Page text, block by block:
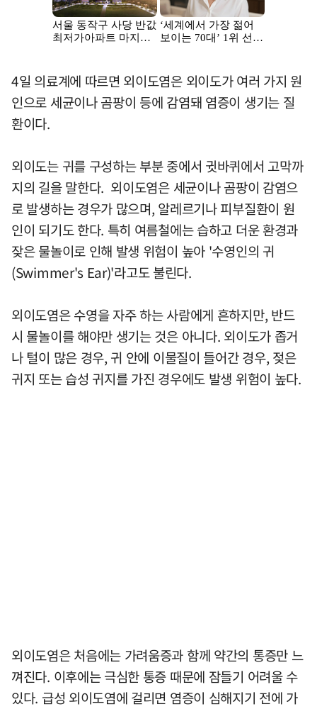
4일 의료계에 따르면 외이도염은 외이도가 여러 가지 원
인으로 세균이나 곰팡이 등에 감염돼 염증이 생기는 질
환이다.
외이도는 귀를 구성하는 부분 중에서 귓바퀴에서 고막까
지의 길을 말한다. 외이도염은 세균이나 곰팡이 감염으
로 발생하는 경우가 많으며, 알레르기나 피부질환이 원
인이 되기도 한다. 특히 여름철에는 습하고 더운 환경과
잦은 물놀이로 인해 발생 위험이 높아 '수영인의 귀
(Swimmer's Ear)'라고도 불린다.
외이도염은 수영을 자주 하는 사람에게 흔하지만, 반드
시 물놀이를 해야만 생기는 것은 아니다. 외이도가 좁거
나 털이 많은 경우, 귀 안에 이물질이 들어간 경우, 젖은
귀지 또는 습성 귀지를 가진 경우에도 발생 위험이 높다.
외이도염은 처음에는 가려움증과 함께 약간의 통증만 느
껴진다. 이후에는 극심한 통증 때문에 잠들기 어려울 수
있다. 급성 외이도염에 걸리면 염증이 심해지기 전에 가